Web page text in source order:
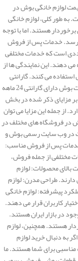
لوازم خانگی بوش در
به طور کلی، لوازم خانگی
هستند. اما با توجه
رسد. خدمات پس از فروش
است که خدمات مختلفی
دهند. این نمایندگی ها از
می کنند. گارانتی
لوازم خانگی بوش معمولاً 12 ماه است. اما برخی از محصولات بوش دارای گارانتی 24 ماهه
بر مزایای ذکر شده در بخش
از جمله این مزایا می توان
در فروشگاه های مختلف در
در وب سایت رسمی بوش و
خدمات پس از فروش مناسب:
مختلفی از جمله فروش،
بالای محصولات: لوازم
دارند. طراحی مدرن: لوازم
پیشرفته: لوازم خانگی
کاربران قرار می دهند.
در بازار ایران هستند.
هستند. همچنین، لوازم
به دنبال خرید لوازم
برای شما هستند. ما